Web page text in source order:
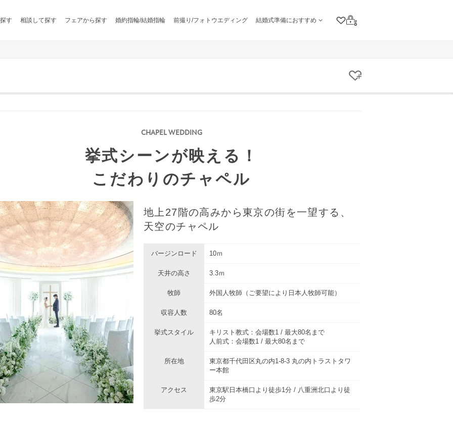
す 相談して探す フェアから探す 婚約指輪/結婚指輪 前撮り/フォトウエディング 結婚式準備におすすめ
クリップリスト
ログイン
クリップする
挙式シーンが映える！
こだわりのチャペル
地上27階の高みから東京の街を一望する、
天空のチャペル
バージンロード 10ｍ
天井の高さ 3.3ｍ
牧師 外国人牧師（ご要望により日本人牧師可能）
収容人数 80名
挙式スタイル
キリスト教式：会場数1 / 最大80名まで
人前式：会場数1 / 最大80名まで
所在地
東京都千代田区丸の内1-8-3 丸の内トラストタワ
ー本館
アクセス
東京駅日本橋口より徒歩1分 / 八重洲北口より徒
歩2分